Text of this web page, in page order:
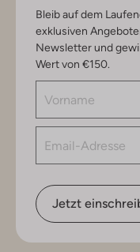
Bleib auf dem
exklusiven
Newsletter und
Wert von €150.
Jetzt